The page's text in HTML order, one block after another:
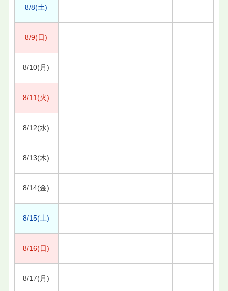
8/8(土)
8/9(日)
8/10(月)
8/11(火)
8/12(水)
8/13(木)
8/14(金)
8/15(土)
8/16(日)
8/17(月)